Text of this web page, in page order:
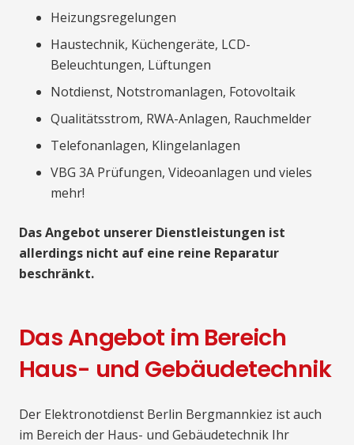
Heizungsregelungen
Haustechnik, Küchengeräte, LCD-
Beleuchtungen, Lüftungen
Notdienst, Notstromanlagen, Fotovoltaik
Qualitätsstrom, RWA-Anlagen, Rauchmelder
Telefonanlagen, Klingelanlagen
VBG 3A Prüfungen, Videoanlagen und vieles
mehr!
Das Angebot unserer Dienstleistungen ist
allerdings nicht auf eine reine Reparatur
beschränkt.
Das Angebot im Bereich
Haus- und Gebäudetechnik
Der Elektronotdienst Berlin Bergmannkiez ist auch
im Bereich der Haus- und Gebäudetechnik Ihr